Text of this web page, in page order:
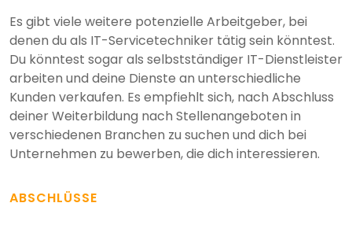
Es gibt viele weitere potenzielle Arbeitgeber, bei
denen du als IT-Servicetechniker tätig sein könntest.
Du könntest sogar als selbstständiger IT-Dienstleister
arbeiten und deine Dienste an unterschiedliche
Kunden verkaufen. Es empfiehlt sich, nach Abschluss
deiner Weiterbildung nach Stellenangeboten in
verschiedenen Branchen zu suchen und dich bei
Unternehmen zu bewerben, die dich interessieren.
ABSCHLÜSSE